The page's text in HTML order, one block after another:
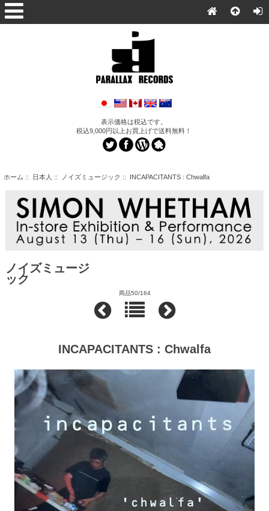
表示価格は税込です。
税込9,000円以上お買上げで送料無料！
ホーム :: 日本人 :: ノイズミュージック :: INCAPACITANTS : Chwalfa
ノイズミュージ
ック
商品50/164
INCAPACITANTS : Chwalfa